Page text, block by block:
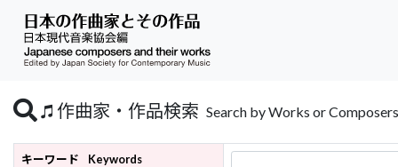
作曲家・作品検索 Search by Works or Composers
キーワード Keywords